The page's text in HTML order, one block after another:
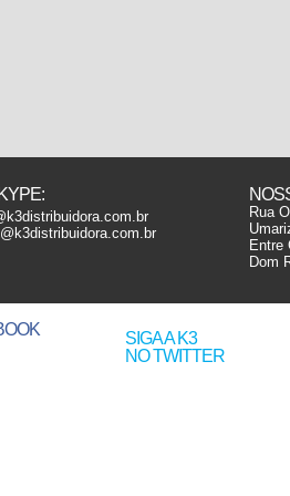
Rua
Entre
Dom
SIGA A K3
NO TWITTER